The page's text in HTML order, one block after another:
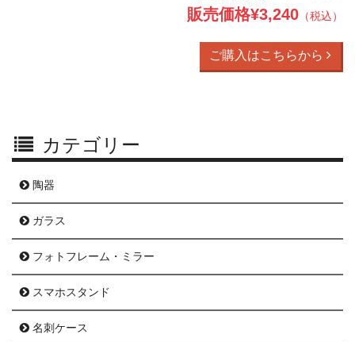
販売価格¥3,240 （税込）
ご購入はこちらから
カテゴリー
陶器
ガラス
フォトフレーム・ミラー
スマホスタンド
名刺ケース